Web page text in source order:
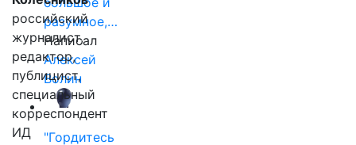
разумное,…
Написал
Алексей
Волин
"Гордитесь
российский
журналист,
редактор,
публицист,
специальный
корреспондент
ИД